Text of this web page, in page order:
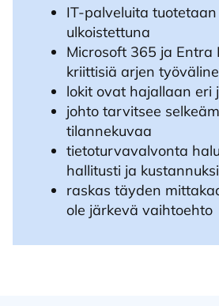
IT-palveluita tuotetaan
ulkoistettuna
Microsoft 365 ja Entra
kriittisiä arjen
lokit ovat hajallaan eri
johto tarvitsee
tilannekuvaa
tietoturvavalvonta
hallitusti ja
raskas täyden
ole järkevä vaihtoehto